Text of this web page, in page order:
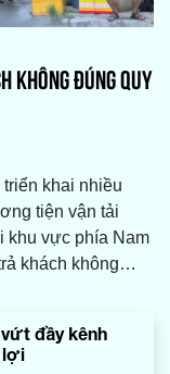
KHÔNG ĐÚNG QUY
khai nhiều
tiện vận tải
khu vực phía Nam
khách không
đầy kênh
lợi